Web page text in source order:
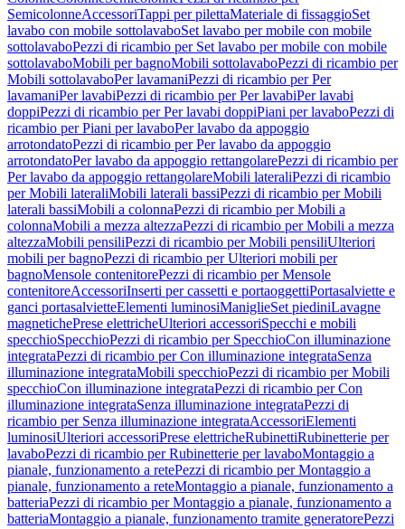
SemicolonneAccessoriTappi per pilettaMateriale di fissaggioSet
lavabo con mobile sottolavaboSet lavabo per mobile con mobile
sottolavaboPezzi di ricambio per Set lavabo per mobile con mobile
sottolavaboMobili per bagnoMobili sottolavaboPezzi di ricambio per
Mobili sottolavaboPer lavamaniPezzi di ricambio per Per
lavamaniPer lavabiPezzi di ricambio per Per lavabiPer lavabi
doppiPezzi di ricambio per Per lavabi doppiPiani per lavaboPezzi di
ricambio per Piani per lavaboPer lavabo da appoggio
arrotondatoPezzi di ricambio per Per lavabo da appoggio
arrotondatoPer lavabo da appoggio rettangolarePezzi di ricambio per
Per lavabo da appoggio rettangolareMobili lateraliPezzi di ricambio
per Mobili lateraliMobili laterali bassiPezzi di ricambio per Mobili
laterali bassiMobili a colonnaPezzi di ricambio per Mobili a
colonnaMobili a mezza altezzaPezzi di ricambio per Mobili a mezza
altezzaMobili pensiliPezzi di ricambio per Mobili pensiliUlteriori
mobili per bagnoPezzi di ricambio per Ulteriori mobili per
bagnoMensole contenitorePezzi di ricambio per Mensole
contenitoreAccessoriInserti per cassetti e portaoggettiPortasalviette e
ganci portasalvietteElementi luminosiManiglieSet piediniLavagne
magnetichePrese elettricheUlteriori accessoriSpecchi e mobili
specchioSpecchioPezzi di ricambio per SpecchioCon illuminazione
integrataPezzi di ricambio per Con illuminazione integrataSenza
illuminazione integrataMobili specchioPezzi di ricambio per Mobili
specchioCon illuminazione integrataPezzi di ricambio per Con
illuminazione integrataSenza illuminazione integrataPezzi di
ricambio per Senza illuminazione integrataAccessoriElementi
luminosiUlteriori accessoriPrese elettricheRubinettiRubinetterie per
lavaboPezzi di ricambio per Rubinetterie per lavaboMontaggio a
pianale, funzionamento a retePezzi di ricambio per Montaggio a
pianale, funzionamento a reteMontaggio a pianale, funzionamento a
batteriaPezzi di ricambio per Montaggio a pianale, funzionamento a
batteriaMontaggio a pianale, funzionamento tramite generatorePezzi